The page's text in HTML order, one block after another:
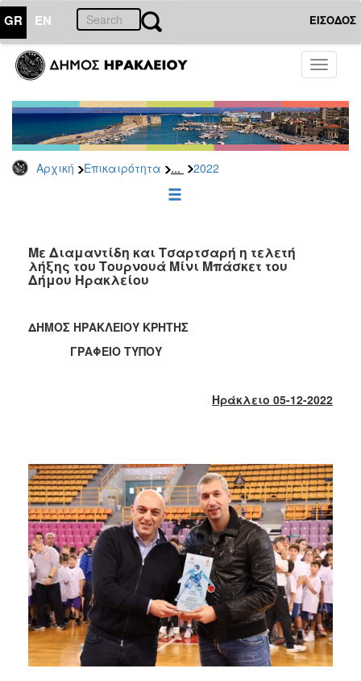
GR EN ΕΙΣΟΔΟΣ
Toggle
Αρχική Επικαιρότητα ... 2022
ΕΠΙΚΑΙΡΟΤΗΤΑ
Τύπου
Αρχείο
2026
2025
2022
2021
2019
2018
2012
2011
2010
2006
ΔΗΜΟΤΗΣ
ΕΠΙΣΚΕΠΤΗΣ
Με Διαμαντίδη και Τσαρτσαρή η τελετή
λήξης του Τουρνουά Μίνι Μπάσκετ του
Δήμου Ηρακλείου
ΔΗΜΟΣ ΗΡΑΚΛΕΙΟΥ ΚΡΗΤΗΣ
ΓΡΑΦΕΙΟ ΤΥΠΟΥ
Ηράκλειο 05-12-2022